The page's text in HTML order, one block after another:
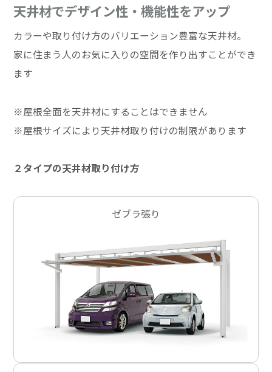
天井材でデザイン性・機能性をアップ
カラーや取り付け方のバリエーション豊富な天井材。
家に住まう人のお気に入りの空間を作り出すことができ
ます
※屋根全面を天井材にすることはできません
※屋根サイズにより天井材取り付けの制限があります
２タイプの天井材取り付け方
ゼブラ張り